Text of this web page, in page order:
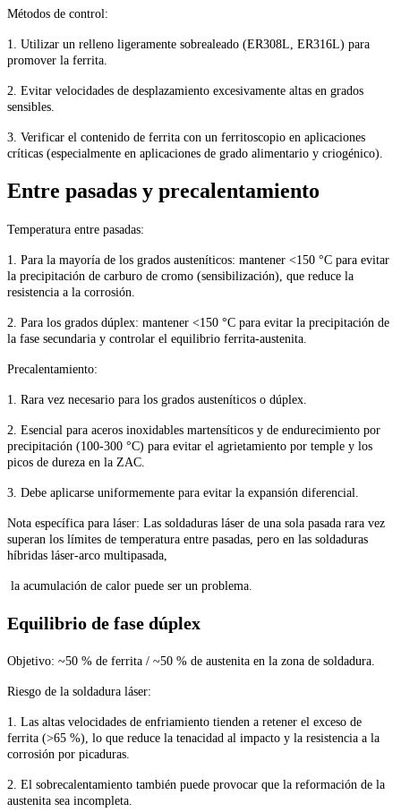
Métodos de control:
1. Utilizar un relleno ligeramente sobrealeado (ER308L, ER316L) para
promover la ferrita.
2. Evitar velocidades de desplazamiento excesivamente altas en grados
sensibles.
3. Verificar el contenido de ferrita con un ferritoscopio en aplicaciones
críticas (especialmente en aplicaciones de grado alimentario y criogénico).
Entre pasadas y precalentamiento
Temperatura entre pasadas:
1. Para la mayoría de los grados austeníticos: mantener <150 °C para evitar
la precipitación de carburo de cromo (sensibilización), que reduce la
resistencia a la corrosión.
2. Para los grados dúplex: mantener <150 °C para evitar la precipitación de
la fase secundaria y controlar el equilibrio ferrita-austenita.
Precalentamiento:
1. Rara vez necesario para los grados austeníticos o dúplex.
2. Esencial para aceros inoxidables martensíticos y de endurecimiento por
precipitación (100-300 °C) para evitar el agrietamiento por temple y los
picos de dureza en la ZAC.
3. Debe aplicarse uniformemente para evitar la expansión diferencial.
Nota específica para láser: Las soldaduras láser de una sola pasada rara vez
superan los límites de temperatura entre pasadas, pero en las soldaduras
híbridas láser-arco multipasada,
la acumulación de calor puede ser un problema.
Equilibrio de fase dúplex
Objetivo: ~50 % de ferrita / ~50 % de austenita en la zona de soldadura.
Riesgo de la soldadura láser:
1. Las altas velocidades de enfriamiento tienden a retener el exceso de
ferrita (>65 %), lo que reduce la tenacidad al impacto y la resistencia a la
corrosión por picaduras.
2. El sobrecalentamiento también puede provocar que la reformación de la
austenita sea incompleta.